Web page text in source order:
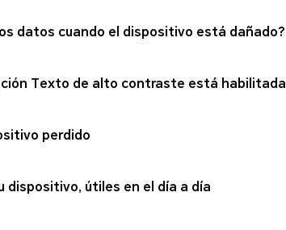
datos cuando el dispositivo está dañado?
Texto de alto contraste está habilitada
perdido
dispositivo, útiles en el día a día